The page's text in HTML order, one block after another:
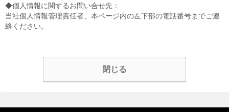
◆個人情報に関するお問い合せ先：
当社個人情報管理責任者、本ページ内の左下部の電話番号までご連
絡ください。
閉じる